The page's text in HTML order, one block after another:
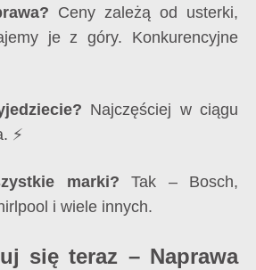
Ceny zależą od usterki,
je z góry. Konkurencyjne
Najczęściej w ciągu
⚡
marki? Tak – Bosch,
i wiele innych.
się teraz – Naprawa